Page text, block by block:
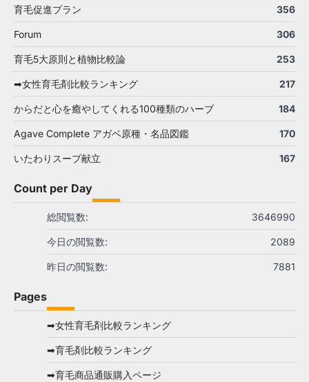
育毛促進プラン 356
Forum 306
育毛5大原則と植物比較論 253
➡女性育毛剤比較ランキング 217
からだと心を癒やしてくれる100種類のハーブ 184
Agave Complete アガベ原種・名品図鑑 170
いたわりスープ献立 167
Count per Day
3646990
総閲覧数:
2089
今日の閲覧数:
7881
昨日の閲覧数:
Pages
➡女性育毛剤比較ランキング
➡育毛剤比較ランキング
➡育毛商品通販購入ページ